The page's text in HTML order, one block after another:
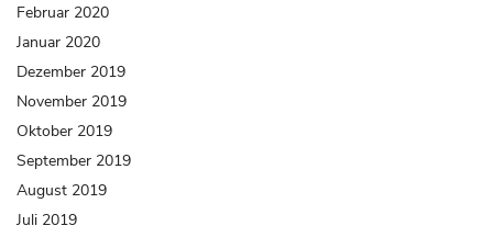
Februar 2020
Januar 2020
Dezember 2019
November 2019
Oktober 2019
September 2019
August 2019
Juli 2019